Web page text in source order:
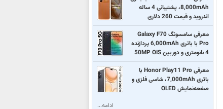
8,000mAh، پشتیبانی 4 ساله
اندروید و قیمت 260 دلاری
معرفی سامسونگ Galaxy F70
Pro با باتری 6,000mAh پردازنده
4 نانومتری و دوربین 50MP OIS
معرفی Honor Play11 Pro با
باتری 7,000mAh، شاسی فلزی و
صفحه‌نمایش OLED
ادامه...